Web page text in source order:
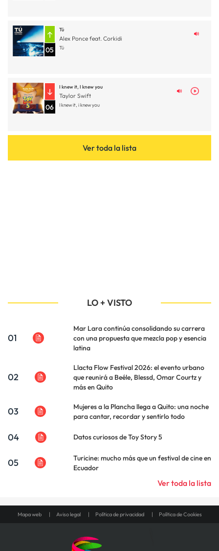
05
Tú
Alex Ponce feat. Corkidi
Tú
06
I knew it, I knew you
Taylor Swift
I knew it, i knew you
Ver toda la lista
LO + VISTO
01
Mar Lara continúa consolidando su carrera
con una propuesta que mezcla pop y esencia
latina
02
Llacta Flow Festival 2026: el evento urbano
que reunirá a Beéle, Blessd, Omar Courtz y
más en Quito
03
Mujeres a la Plancha llega a Quito: una noche
para cantar, recordar y sentirlo todo
04 Datos curiosos de Toy Story 5
05
Turicine: mucho más que un festival de cine en
Ecuador
Ver toda la lista
Mapa web Aviso legal Política de privacidad Política de Cookies